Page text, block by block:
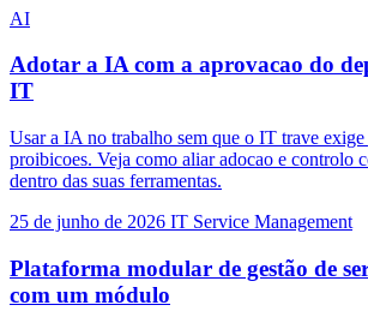
AI
Adotar a IA com a aprovacao do
IT
Usar a IA no trabalho sem que o IT trave
proibicoes. Veja como aliar adocao e controlo
dentro das suas ferramentas.
25 de junho de 2026 IT Service Management
Plataforma modular de gestão de
com um módulo